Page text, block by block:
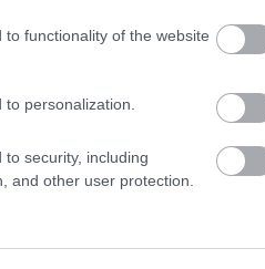
functionality of the website
personalization.
security, including
and other user protection.